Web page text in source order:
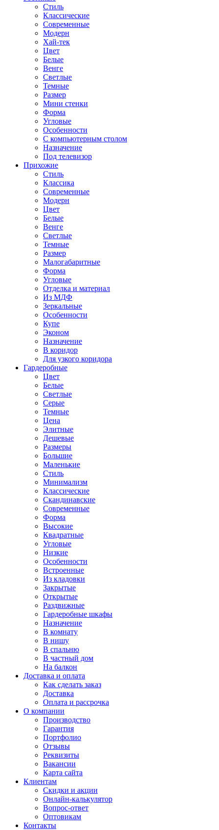
Стиль
Классические
Современные
Модерн
Хай-тек
Цвет
Белые
Венге
Светлые
Темные
Размер
Мини стенки
Форма
Угловые
Особенности
С компьютерным столом
Назначение
Под телевизор
Прихожие
Стиль
Классика
Современные
Модерн
Цвет
Белые
Венге
Светлые
Темные
Размер
Малогабаритные
Форма
Угловые
Отделка и материал
Из МДФ
Зеркальные
Особенности
Купе
Эконом
Назначение
В коридор
Для узкого коридора
Гардеробные
Цвет
Белые
Светлые
Серые
Темные
Цена
Элитные
Дешевые
Размеры
Большие
Маленькие
Стиль
Минимализм
Классические
Скандинавские
Современные
Форма
Высокие
Квадратные
Угловые
Низкие
Особенности
Встроенные
Из кладовки
Закрытые
Открытые
Раздвижные
Гардеробные шкафы
Назначение
В комнату
В нишу
В спальню
В частный дом
На балкон
Доставка и оплата
Как сделать заказ
Доставка
Оплата и рассрочка
О компании
Производство
Гарантия
Портфолио
Отзывы
Реквизиты
Вакансии
Карта сайта
Клиентам
Скидки и акции
Онлайн-калькулятор
Вопрос-ответ
Оптовикам
Контакты